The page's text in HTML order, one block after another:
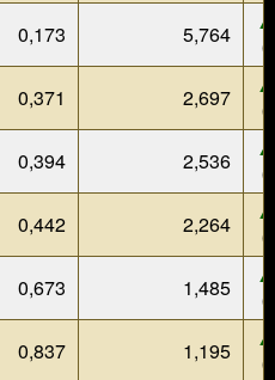
0,173 5,764
▲
0,371 2,697
▲
0,394 2,536
▲
0,442 2,264
▲
0,673 1,485
▲
0,837 1,195
▲